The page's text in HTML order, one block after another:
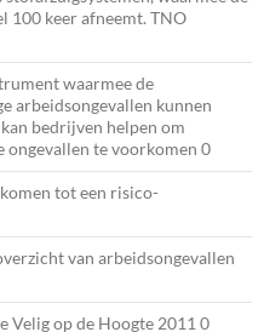
100 keer afneemt. TNO
waarmee de
arbeidsongevallen kunnen
bedrijven helpen om
ongevallen te voorkomen 0
tot een risico-
van arbeidsongevallen
Velig op de Hoogte 2011 0